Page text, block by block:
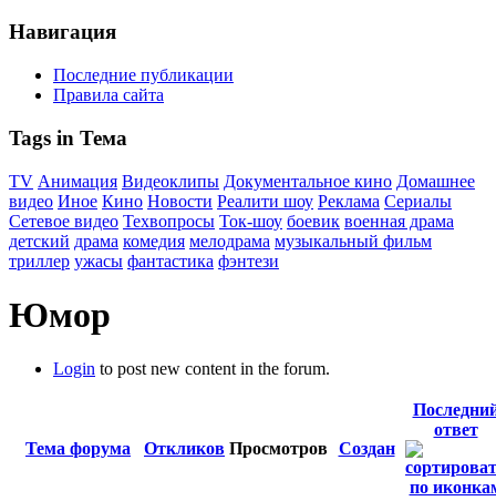
Навигация
Последние публикации
Правила сайта
Tags in Тема
TV Анимация Видеоклипы Документальное кино Домашнее
видео Иное Кино Новости Реалити шоу Реклама Сериалы
Сетевое видео Техвопросы Ток-шоу боевик военная драма
детский драма комедия мелодрама музыкальный фильм
триллер ужасы фантастика фэнтези
Юмор
Login to post new content in the forum.
Тема форума Откликов Просмотров Создан
ответ